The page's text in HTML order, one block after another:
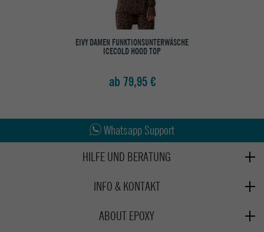
EIVY DAMEN FUNKTIONSUNTERWÄSCHE
ICECOLD HOOD TOP
ab 79,95 €
Whatsapp Support
HILFE UND BERATUNG
Retoure
INFO & KONTAKT
ABOUT EPOXY